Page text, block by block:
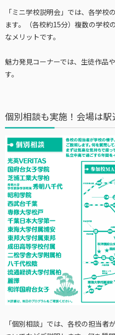
「ミニ学校説明会」では、各学校
ます。（各校約15分）複数の学校
なメリットです。
魅力発見コーナーでは、生徒作品
す。
個別相談も実施！会場は駅
「個別相談」では、各校の担当